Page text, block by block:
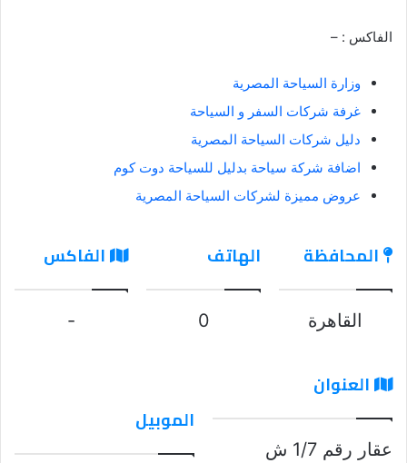
الفاكس : –
وزارة السياحة المصرية
غرفة شركات السفر و السياحة
دليل شركات السياحة المصرية
اضافة شركة سياحة بدليل للسياحة دوت كوم
عروض مميزة لشركات السياحة المصرية
المحافظة
القاهرة
الهاتف
0
الفاكس
-
العنوان
عقار رقم 1/7 ش
الموبيل